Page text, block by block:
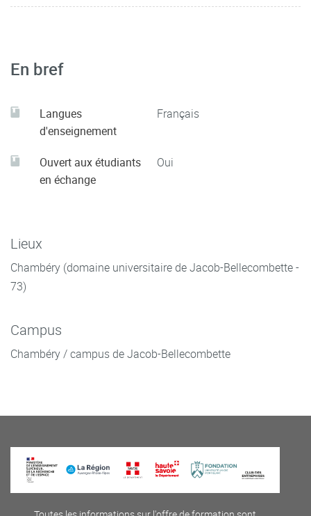
En bref
Langues
d'enseignement
Français
Ouvert aux étudiants
en échange
Oui
Lieux
Chambéry (domaine universitaire de Jacob-Bellecombette -
73)
Campus
Chambéry / campus de Jacob-Bellecombette